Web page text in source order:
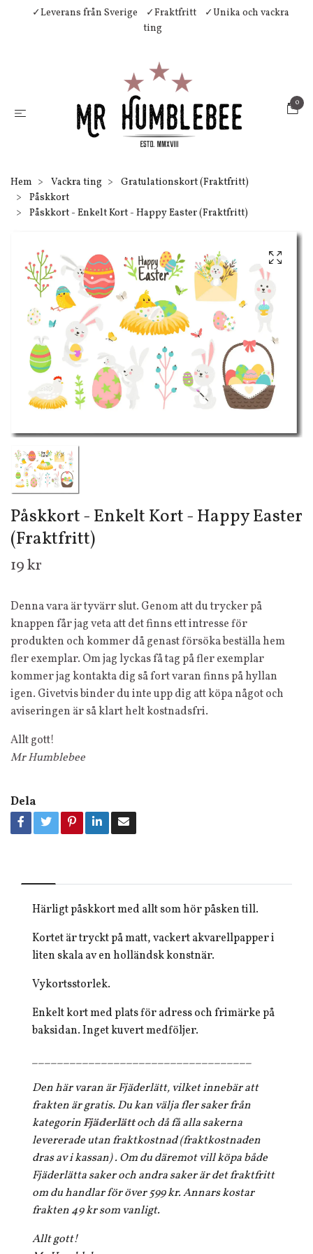
✓Leverans från Sverige ✓Fraktfritt
✓Unika och vackra
ting
0
Hem Vackra ting
Gratulationskort (Fraktfritt)
Påskkort
Påskkort - Enkelt Kort - Happy Easter (Fraktfritt)
Påskkort - Enkelt Kort - Happy Easter
(Fraktfritt)
19 kr
Denna vara är tyvärr slut. Genom att du trycker på
knappen får jag veta att det finns ett intresse för
produkten och kommer då genast försöka beställa hem
fler exemplar. Om jag lyckas få tag på fler exemplar
kommer jag kontakta dig så fort varan finns på hyllan
igen. Givetvis binder du inte upp dig att köpa något och
aviseringen är så klart helt kostnadsfri.
Allt gott!
Mr Humblebee
Dela
Härligt påskkort med allt som hör påsken till.
Kortet är tryckt på matt, vackert akvarellpapper i
liten skala av en holländsk konstnär.
Vykortsstorlek.
Enkelt kort med plats för adress och frimärke på
baksidan. Inget kuvert medföljer.
___________________________________
Den här varan är Fjäderlätt, vilket innebär att
frakten är gratis. Du kan välja fler saker från
kategorinFjäderlättoch då få alla sakerna
levererade utan fraktkostnad (fraktkostnaden
dras av i kassan) . Om du däremot vill köpa både
Fjäderlätta saker och andra saker är det fraktfritt
om du handlar för över 599 kr. Annars kostar
frakten 49 kr som vanligt.
Allt gott!